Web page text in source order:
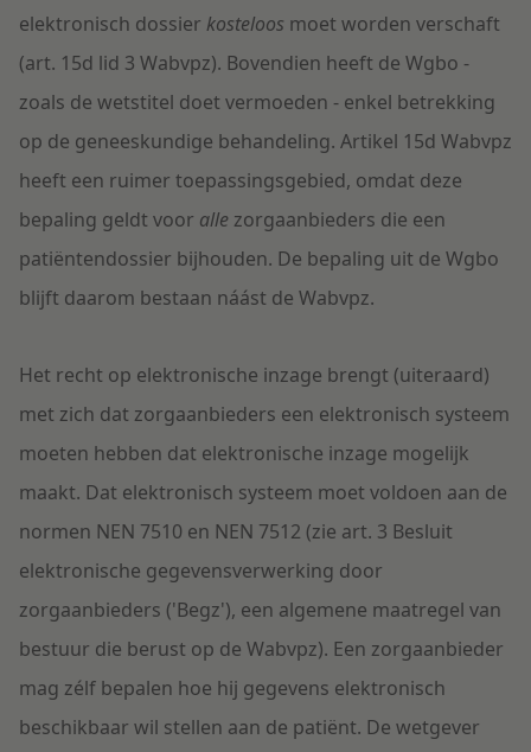
elektronisch dossier kosteloos moet worden verschaft
(art. 15d lid 3 Wabvpz). Bovendien heeft de Wgbo -
zoals de wetstitel doet vermoeden - enkel betrekking
op de geneeskundige behandeling. Artikel 15d Wabvpz
heeft een ruimer toepassingsgebied, omdat deze
bepaling geldt voor alle zorgaanbieders die een
patiëntendossier bijhouden. De bepaling uit de Wgbo
blijft daarom bestaan náást de Wabvpz.
Het recht op elektronische inzage brengt (uiteraard)
met zich dat zorgaanbieders een elektronisch systeem
moeten hebben dat elektronische inzage mogelijk
maakt. Dat elektronisch systeem moet voldoen aan de
normen NEN 7510 en NEN 7512 (zie art. 3 Besluit
elektronische gegevensverwerking door
zorgaanbieders ('Begz'), een algemene maatregel van
bestuur die berust op de Wabvpz). Een zorgaanbieder
mag zélf bepalen hoe hij gegevens elektronisch
beschikbaar wil stellen aan de patiënt. De wetgever